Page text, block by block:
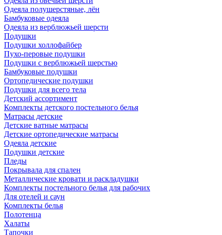
Одеяла полушерстяные, лён
Бамбуковые одеяла
Одеяла из верблюжьей шерсти
Подушки
Подушки холлофайбер
Пухо-перовые подушки
Подушки с верблюжьей шерстью
Бамбуковые подушки
Ортопедические подушки
Подушки для всего тела
Детский ассортимент
Комплекты детского постельного белья
Матрасы детские
Детские ватные матрасы
Детские ортопедические матрасы
Одеяла детские
Подушки детские
Пледы
Покрывала для спален
Металлические кровати и раскладушки
Комплекты постельного белья для рабочих
Для отелей и саун
Комплекты белья
Полотенца
Халаты
Тапочки